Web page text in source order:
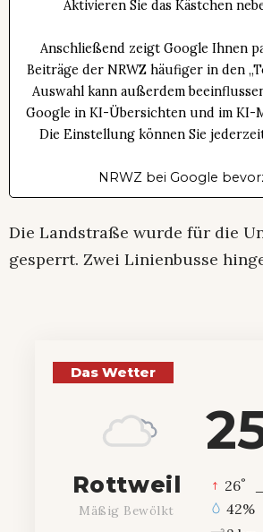
Aktivieren Sie das Kästchen
Anschließend zeigt Google Ihnen
Beiträge der NRWZ häufiger in den
Auswahl kann außerdem
Google in KI-Übersichten und im KI-
Die Einstellung können Sie
NRWZ bei Google
Die Landstraße wurde für die
gesperrt. Zwei Linienbusse
Das Wetter
Rottweil
Mäßig Bewölkt
26°
42%